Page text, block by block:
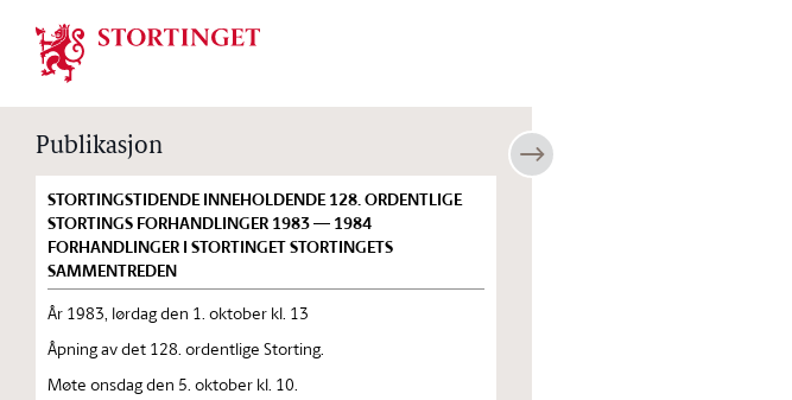
Stortinget.no
Publikasjon
STORTINGSTIDENDE INNEHOLDENDE 128. ORDENTLIGE
STORTINGS FORHANDLINGER 1983 — 1984
FORHANDLINGER I STORTINGET STORTINGETS
SAMMENTREDEN
År 1983, lørdag den 1. oktober kl. 13
Åpning av det 128. ordentlige Storting.
Møte onsdag den 5. oktober kl. 10.